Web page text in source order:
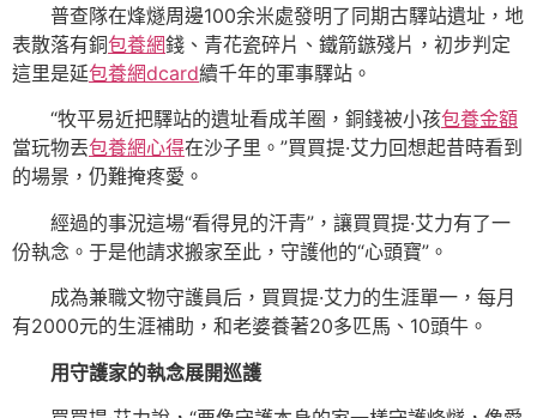
普查隊在烽燧周邊100余米處發明了同期古驛站遺址，地
表散落有銅包養網錢、青花瓷碎片、鐵箭鏃殘片，初步判定
這里是延包養網dcard續千年的軍事驛站。
“牧平易近把驛站的遺址看成羊圈，銅錢被小孩包養金額
當玩物丟包養網心得在沙子里。”買買提·艾力回想起昔時看到
的場景，仍難掩疼愛。
經過的事況這場“看得見的汗青”，讓買買提·艾力有了一
份執念。于是他請求搬家至此，守護他的“心頭寶”。
成為兼職文物守護員后，買買提·艾力的生涯單一，每月
有2000元的生涯補助，和老婆養著20多匹馬、10頭牛。
用守護家的執念展開巡護